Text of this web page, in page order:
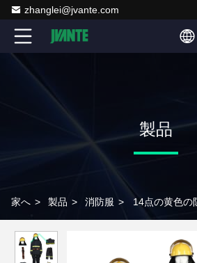
zhanglei@jvante.com
製品
家へ > 製品 > 消防服 > 14点の黄色の